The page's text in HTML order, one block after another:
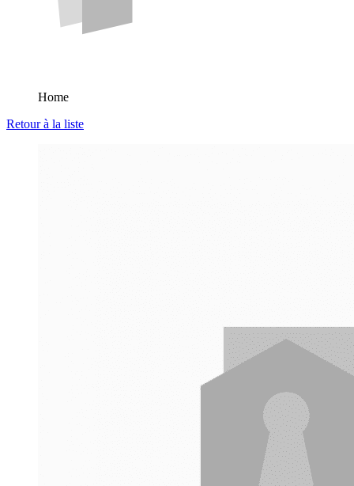
Home
Retour à la liste